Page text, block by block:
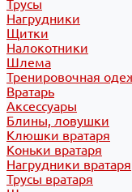
Трусы
Нагрудники
Щитки
Налокотники
Шлема
Тренировочная
Вратарь
Аксессуары
Блины, ловушки
Клюшки вратаря
Коньки вратаря
Нагрудники вратаря
Трусы вратаря